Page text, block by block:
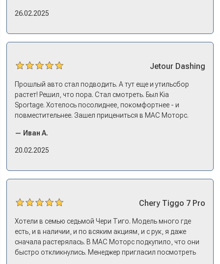
еще ОСАГО и КАСКО оформили. Зато на выдаче такие
26.02.2025
Jetour Dashing
Прошлый авто стал подводить. А тут еще и утильсбор
растет! Решил, что пора. Стал смотреть. Был Kia
Sportage. Хотелось посолиднее, покомфортнее - и
повместительнее. Зашел прицениться в МАС Моторс.
и прям мое! Даже не скажешь, что «китаец». Прям не
вылезая из него и порешали. Спортэйдж в трейд-ин
— Иван А.
20.02.2025
Chery Tiggo 7 Pro
Хотели в семью седьмой Чери Тиго. Модель много где
есть, и в наличии, и по всяким акциям, и с рук, я даже
сначала растерялась. В МАС Моторс подкупило, что они
быстро откликнулись. Менеджер пригласил посмотреть